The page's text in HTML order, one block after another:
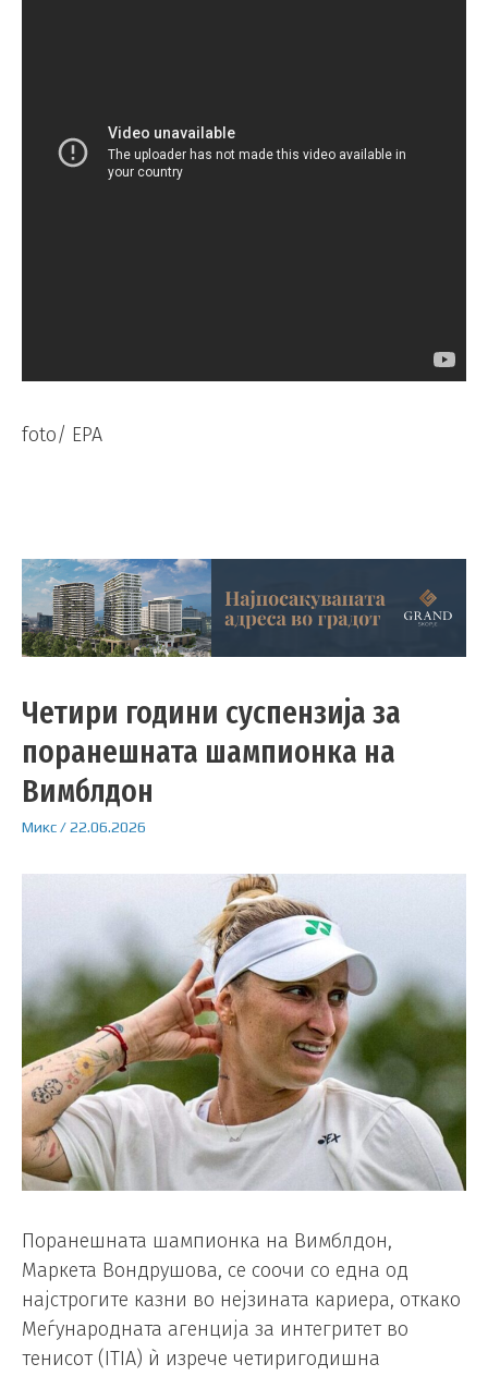
foto/ EPA
Четири години суспензија за
поранешната шампионка на
Вимблдон
Микс/22.06.2026
Поранешната шампионка на Вимблдон,
Маркета Вондрушова, се соочи со една од
најстрогите казни во нејзината кариера, откако
Меѓународната агенција за интегритет во
тенисот (ITIA) ѝ изрече четиригодишна